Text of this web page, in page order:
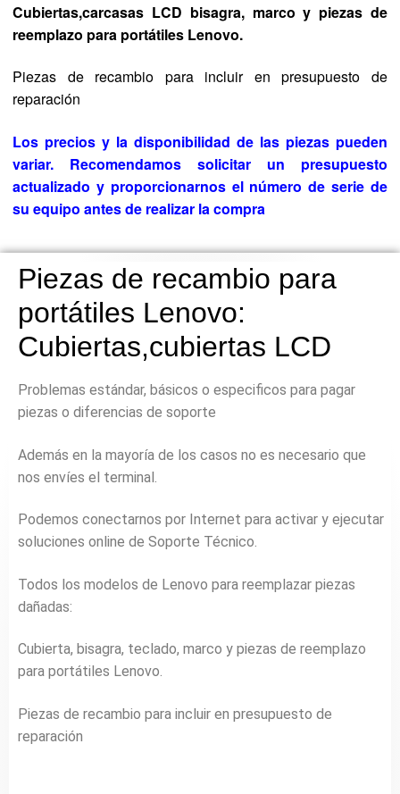
Cubiertas,carcasas LCD bisagra, marco y piezas de
reemplazo para portátiles Lenovo.
Piezas de recambio para incluir en presupuesto de
reparación
Los precios y la disponibilidad de las piezas pueden
variar. Recomendamos solicitar un presupuesto
actualizado y proporcionarnos el número de serie de
su equipo antes de realizar la compra
Piezas de recambio para
portátiles Lenovo:
Cubiertas,cubiertas LCD
Problemas estándar, básicos o especificos para pagar
piezas o diferencias de soporte
Además en la mayoría de los casos no es necesario que
nos envíes el terminal.
Podemos conectarnos por Internet para activar y ejecutar
soluciones online de Soporte Técnico.
Todos los modelos de Lenovo para reemplazar piezas
dañadas:
Cubierta, bisagra, teclado, marco y piezas de reemplazo
para portátiles Lenovo.
Piezas de recambio para incluir en presupuesto de
reparación